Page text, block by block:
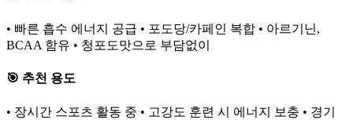
• 빠른 흡수 에너지 공급 • 포도당/카페인 복합 • 아르기닌,
BCAA 함유 • 청포도맛으로 부담없이
🎯 추천 용도
• 장시간 스포츠 활동 중 • 고강도 훈련 시 에너지 보충 • 경기